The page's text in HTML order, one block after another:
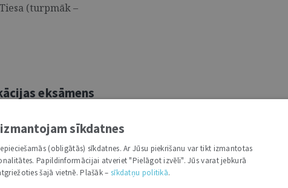
(turpmāk –
eksāmens
eksāmena
kopš 2022.
vienoto jurista
sīkdatnes
(obligātās) sīkdatnes. Ar Jūsu piekrišanu var tikt izmantotas
Papildinformācijai atveriet "Pielāgot izvēli". Jūs varat jebkurā
šajā vietnē. Plašāk – sīkdatņu politikā.